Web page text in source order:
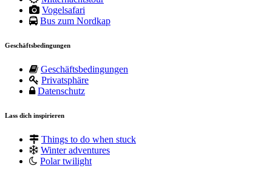
Vogelsafari
Bus zum Nordkap
Geschäftsbedingungen
Geschäftsbedingungen
Privatsphäre
Datenschutz
Lass dich inspirieren
Things to do when stuck
Winter adventures
Polar twilight